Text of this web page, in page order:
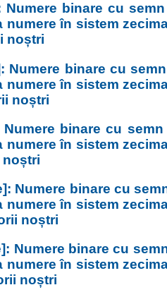
Numere binare cu
numere în sistem
noștri
Numere binare cu
numere în sistem
noștri
binare cu
numere în sistem
noștri
Numere binare cu
numere în sistem
noștri
Numere binare cu
numere în sistem
noștri